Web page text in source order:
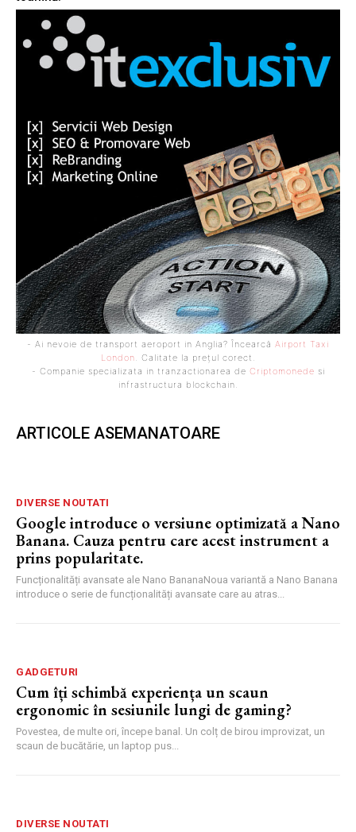
- Ai nevoie de transport aeroport in Anglia? Încearcă Airport Taxi
London . Calitate la prețul corect.
- Companie specializata in tranzactionarea de Criptomonede si
infrastructura blockchain.
ARTICOLE ASEMANATOARE
DIVERSE NOUTATI
Google introduce o versiune optimizată a Nano
Banana. Cauza pentru care acest instrument a
prins popularitate.
Funcționalități avansate ale Nano BananaNoua variantă a Nano Banana
introduce o serie de funcționalități avansate care au atras...
GADGETURI
Cum îți schimbă experiența un scaun
ergonomic în sesiunile lungi de gaming?
Povestea, de multe ori, începe banal. Un colț de birou improvizat, un
scaun de bucătărie, un laptop pus...
DIVERSE NOUTATI